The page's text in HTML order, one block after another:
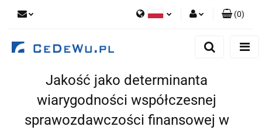
Dodaj zgłoszenie
Zgody cookies
(0)
Jakość jako determinanta
wiarygodności współczesnej
sprawozdawczości finansowej w